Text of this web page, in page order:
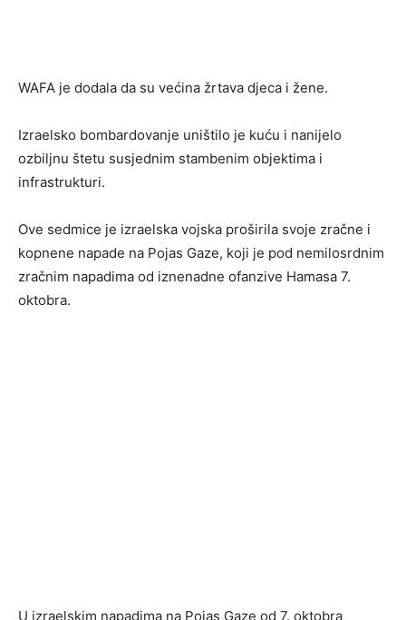
WAFA je dodala da su većina žrtava djeca i žene.
Izraelsko bombardovanje uništilo je kuću i nanijelo
ozbiljnu štetu susjednim stambenim objektima i
infrastrukturi.
Ove sedmice je izraelska vojska proširila svoje zračne i
kopnene napade na Pojas Gaze, koji je pod nemilosrdnim
zračnim napadima od iznenadne ofanzive Hamasa 7.
oktobra.
U izraelskim napadima na Pojas Gaze od 7. oktobra